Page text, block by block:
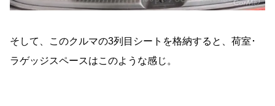
そして、このクルマの3列目シートを格納すると、荷室･
ラゲッジスペースはこのような感じ。